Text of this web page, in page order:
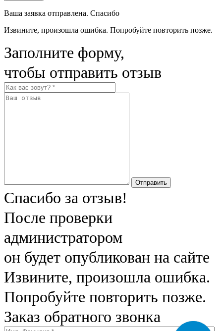
Ваша заявка отправлена. Спасибо
Извините, произошла ошибка. Попробуйте повторить позже.
Заполните форму,
чтобы отправить отзыв
Отправить
Спасибо за отзыв!
После проверки
администратором
он будет опубликован на сайте
Извините, произошла ошибка.
Попробуйте повторить позже.
Заказ обратного звонка